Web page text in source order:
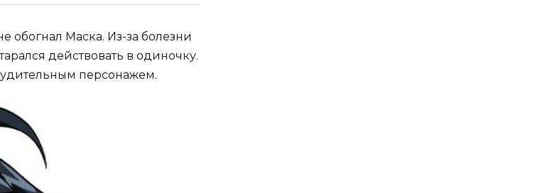
обогнал Маска. Из-за болезни
действовать в одиночку.
персонажем.